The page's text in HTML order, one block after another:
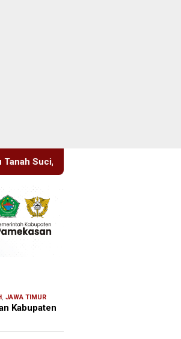
Pelayanan Berita Tetap
,JAWA TIMUR
Kabupaten